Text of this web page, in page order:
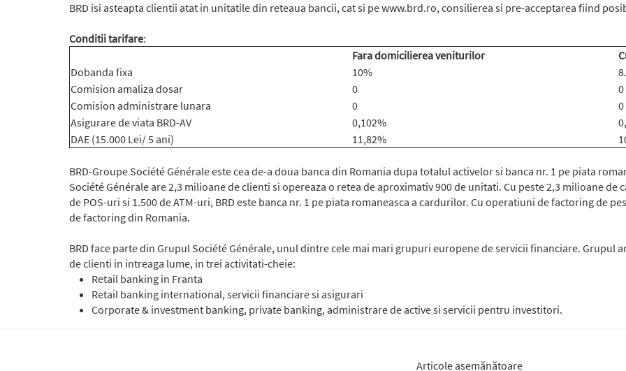
BRD isi asteapta clientii atat in unitatile din reteaua bancii, cat si pe www.brd.ro, consilierea si pre-acceptarea fiind
Conditii tarifare:
Fara domicilierea veniturilor
Dobanda fixa
10%
Comision amaliza dosar
0
0
Comision administrare lunara
0
0
Asigurare de viata BRD-AV
0,102%
DAE (15.000 Lei/ 5 ani)
11,82%
BRD-Groupe Société Générale este cea de-a doua banca din Romania dupa totalul activelor si banca nr. 1 pe piata
Société Générale are 2,3 milioane de clienti si opereaza o retea de aproximativ 900 de unitati. Cu peste 2,3 milioane de
de POS-uri si 1.500 de ATM-uri, BRD este banca nr. 1 pe piata romaneasca a cardurilor. Cu operatiuni de factoring de
de factoring din Romania.
BRD face parte din Grupul Société Générale, unul dintre cele mai mari grupuri europene de servicii financiare. Grupul
de clienti in intreaga lume, in trei activitati-cheie:
Retail banking in Franta
Retail banking international, servicii financiare si asigurari
Corporate & investment banking, private banking, administrare de active si servicii pentru investitori.
Articole asemănătoare